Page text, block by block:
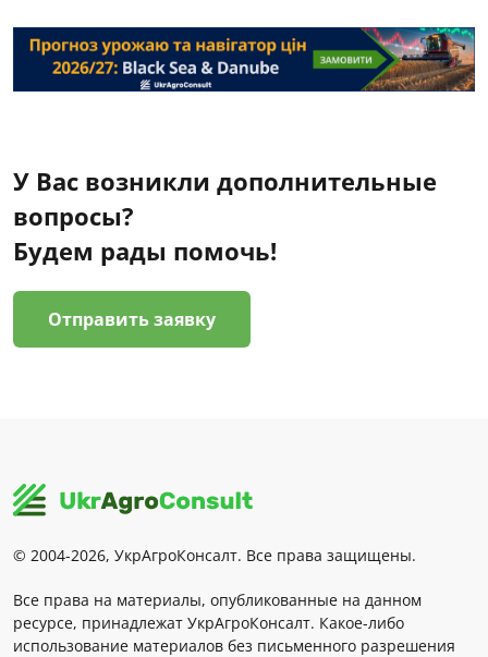
У Вас возникли дополнительные
вопросы?
Будем рады помочь!
Отправить заявку
© 2004-2026, УкрАгроКонсалт. Все права защищены.
Все права на материалы, опубликованные на данном
ресурсе, принадлежат УкрАгроКонсалт. Какое-либо
использование материалов без письменного разрешения